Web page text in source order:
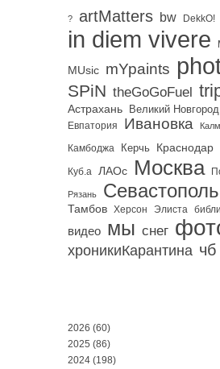
? artMatters bw DekkO!
in diem vivere
MUsic mYpaints
SPiN theGoGoFuel
Астрахань Великий Новгород
Евпатория Ивановка
Камбоджа Керчь Краснодар
Куб.а ЛАОс Москва
Рязань Севастополь
Тамбов Херсон Элиста
видео мы снег
хроникиКарантина чб
2026 (60)
2025 (86)
2024 (198)